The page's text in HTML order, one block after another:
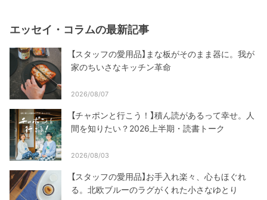
エッセイ・コラムの最新記事
【スタッフの愛用品】まな板がそのまま器に。我が
家のちいさなキッチン革命
2026/08/07
【チャポンと行こう！】積ん読があるって幸せ。人
間を知りたい？2026上半期・読書トーク
2026/08/03
【スタッフの愛用品】お手入れ楽々、心もほぐれ
る。北欧ブルーのラグがくれた小さなゆとり